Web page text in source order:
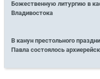
Божественную литургию в
Владивостока
В канун престольного
Павла состоялось